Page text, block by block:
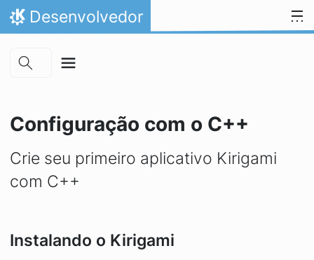
Skip to main content
Ir para o conteúdo
Início
Desenvolvedor
Configuração com o C++
Crie seu primeiro aplicativo Kirigami
com C++
Instalando o Kirigami